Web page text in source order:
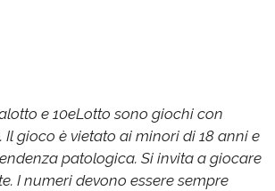
e 10eLotto sono giochi con
Il gioco è vietato ai minori di 18 anni e
patologica. Si invita a giocare
I numeri devono essere sempre